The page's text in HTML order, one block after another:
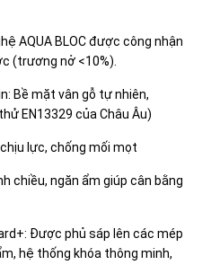
AQUA BLOCđược công nhận
(trương nở <10%).
Bề mặt vân gỗ tự nhiên,
EN13329 của Châu Âu)
chịu lực, chống mối mọt
chiều, ngăn ẩm giúp cân bằng
Được phủ sáp lên các mép
hệ thống khóa thông minh,